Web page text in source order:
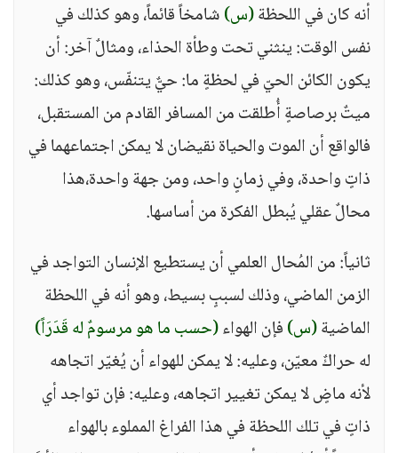
أنه كان في اللحظة(س)شامخاً قائماً، وهو كذلك في
نفس الوقت: ينثني تحت وطأة الحذاء، ومثالٌ آخر: أن
يكون الكائن الحيّ في لحظةٍ ما: حيٌّ يتنفّس، وهو كذلك:
ميتٌ برصاصةٍ أُطلقت من المسافر القادم من المستقبل،
فالواقع أن الموت والحياة نقيضان لا يمكن اجتماعهما في
ذاتٍ واحدة، وفي زمانٍ واحد، ومن جهة واحدة،هذا
محالٌ عقلي يُبطل الفكرة من أساسها.
ثانياً: من المُحال العلمي أن يستطيع الإنسان التواجد في
الزمن الماضي، وذلك لسببٍ بسيط، وهو أنه في اللحظة
الماضية(س)فإن الهواء(حسب ما هو مرسومٌ له قَدَرَاً)
له حراكٌ معيّن، وعليه: لا يمكن للهواء أن يُغيّر اتجاهه
لأنه ماضٍ لا يمكن تغيير اتجاهه، وعليه: فإن تواجد أي
ذاتٍ في تلك اللحظة في هذا الفراغ المملوء بالهواء